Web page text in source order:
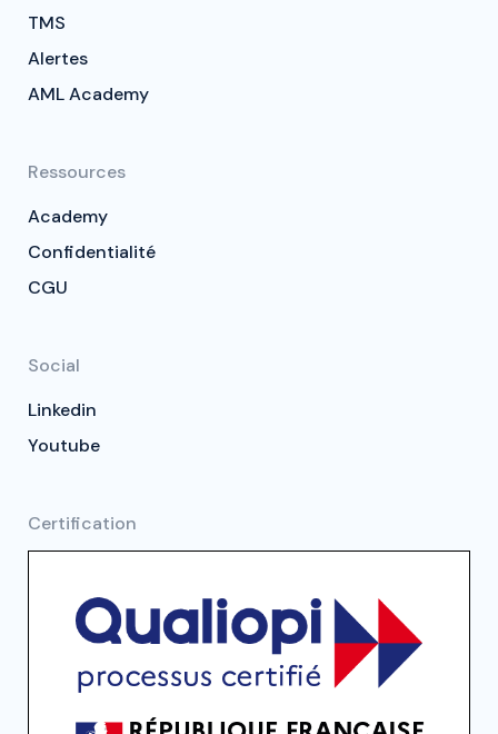
TMS
Alertes
AML Academy
Ressources
Academy
Confidentialité
CGU
Social
Linkedin
Youtube
Certification